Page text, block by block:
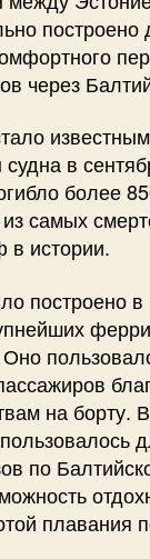
построено
через
в
более
самых
в истории.
построено в
на борту.
по
плавания